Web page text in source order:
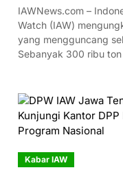
IAWNews.com –
Watch (IAW)
yang mengguncang
Sebanyak 300 ribu
Kabar IAW